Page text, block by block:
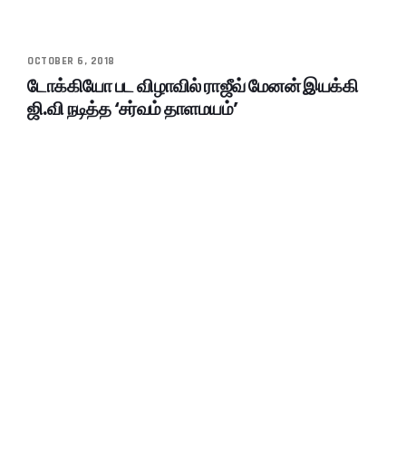
OCTOBER 6, 2018
டோக்கியோ பட விழாவில் ராஜீவ் மேனன் இயக்கி
ஜி.வி நடித்த ‘சர்வம் தாளமயம்’